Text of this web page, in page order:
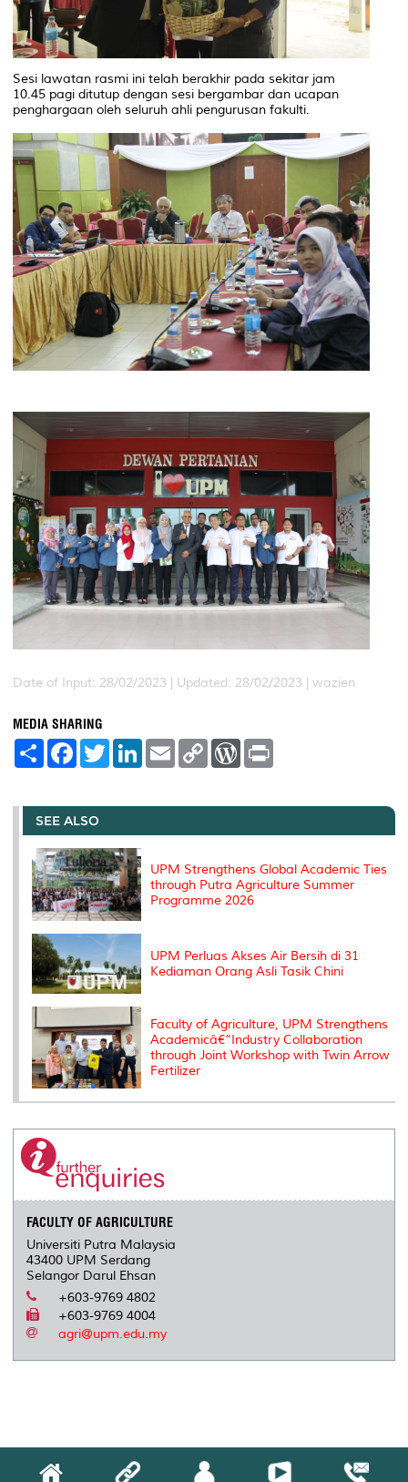
Sesi lawatan rasmi ini telah berakhir pada sekitar jam
10.45 pagi ditutup dengan sesi bergambar dan ucapan
penghargaan oleh seluruh ahli pengurusan fakulti.
Date of Input: 28/02/2023 | Updated: 28/02/2023 | wazien
MEDIA SHARING
S
e
F
a
b
o
o
k
T
w
t
r
L
e
I
E
m
l
C
L
n
W
P
e
t
SEE ALSO
UPM Strengthens Global Academic Ties
through Putra Agriculture Summer
Programme 2026
UPM Perluas Akses Air Bersih di 31
Kediaman Orang Asli Tasik Chini
Faculty of Agriculture, UPM Strengthens
Academicâ€“Industry Collaboration
through Joint Workshop with Twin Arrow
Fertilizer
FACULTY OF AGRICULTURE
Universiti Putra Malaysia
43400 UPM Serdang
Selangor Darul Ehsan
+603-9769 4802
+603-9769 4004
agri@upm.edu.my